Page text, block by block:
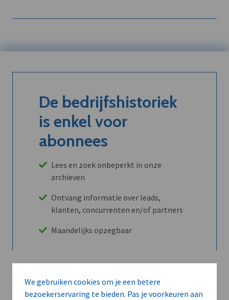
We gebruiken cookies om je een betere
bezoekerservaring te bieden. Pas je voorkeuren aan
De bedrijfshistoriek
is enkel voor
abonnees
Lees en zoek onbeperkt in onze
archieven
Ontvang informatie over leads,
klanten, concurrenten en/of partners
Maandelijks opzegbaar